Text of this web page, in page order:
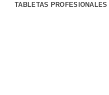
TABLETAS PROFESIONALES